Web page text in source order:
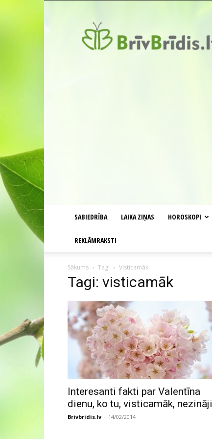
SABIEDRĪBA LAIKA ZIŅAS HOROSKOPI
REKLĀMRAKSTI
Sākums Tagi Visticamāk
Tagi: visticamāk
Interesanti fakti par Valentīna
dienu, ko tu, visticamāk, nezināji
Brivbridis.lv - 14/02/2014